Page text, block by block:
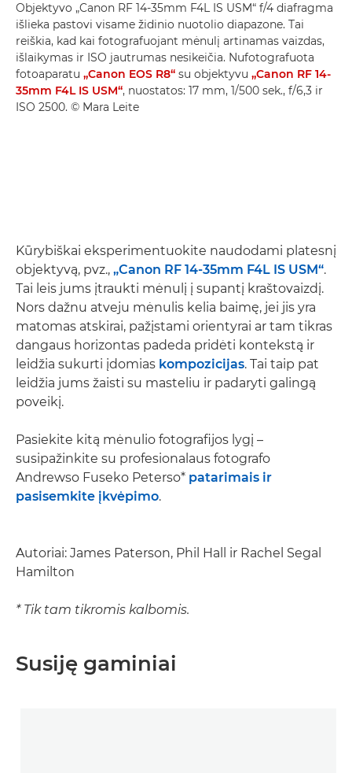
Objektyvo „Canon RF 14-35mm F4L IS USM“ f/4 diafragma
išlieka pastovi visame židinio nuotolio diapazone. Tai
reiškia, kad kai fotografuojant mėnulį artinamas vaizdas,
išlaikymas ir ISO jautrumas nesikeičia. Nufotografuota
fotoaparatu „Canon EOS R8“ su objektyvu „Canon RF 14-
35mm F4L IS USM“, nuostatos: 17 mm, 1/500 sek., f/6,3 ir
ISO 2500. © Mara Leite
Kūrybiškai eksperimentuokite naudodami platesnį
objektyvą, pvz., „Canon RF 14-35mm F4L IS USM“.
Tai leis jums įtraukti mėnulį į supantį kraštovaizdį.
Nors dažnu atveju mėnulis kelia baimę, jei jis yra
matomas atskirai, pažįstami orientyrai ar tam tikras
dangaus horizontas padeda pridėti kontekstą ir
leidžia sukurti įdomias kompozicijas. Tai taip pat
leidžia jums žaisti su masteliu ir padaryti galingą
poveikį.
Pasiekite kitą mėnulio fotografijos lygį –
susipažinkite su profesionalaus fotografo
Andrewso Fuseko Peterso* patarimais ir
pasisemkite įkvėpimo.
Autoriai: James Paterson, Phil Hall ir Rachel Segal
Hamilton
* Tik tam tikromis kalbomis.
Susiję gaminiai